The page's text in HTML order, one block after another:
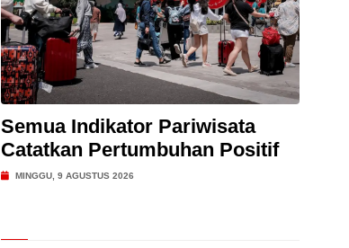
Semua Indikator Pariwisata
Catatkan Pertumbuhan Positif
MINGGU, 9 AGUSTUS 2026